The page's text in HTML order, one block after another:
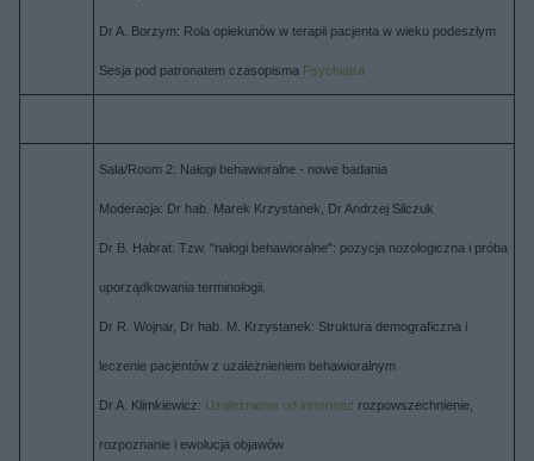
Dr A. Borzym: Rola opiekunów w terapii pacjenta w wieku podeszłym
Sesja pod patronatem czasopisma Psychiatra
Sala/Room 2: Nałogi behawioralne - nowe badania
Moderacja: Dr hab. Marek Krzystanek, Dr Andrzej Silczuk
Dr B. Habrat: Tzw. "nałogi behawioralne": pozycja nozologiczna i próba
uporządkowania terminologii.
​Dr R. Wojnar, Dr hab. M. Krzystanek: Struktura demograficzna i
leczenie pacjentów z uzależnieniem behawioralnym
Dr A. Klimkiewicz: Uzależnienie od internetu: rozpowszechnienie,
rozpoznanie i ewolucja objawów